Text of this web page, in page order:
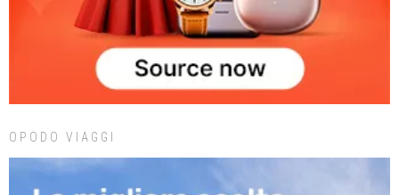
OPODO VIAGGI